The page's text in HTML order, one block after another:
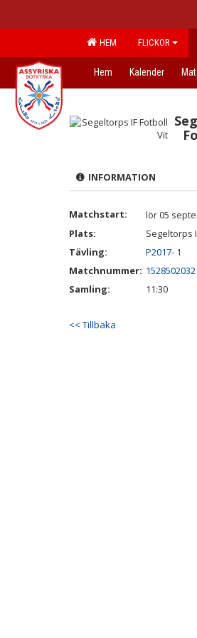
HEM FLICKOR
Hem Kalender
INFORMATION
Matchstart:
lör 05
Plats:
Segeltorps
Tävling:
P2017- 1
Matchnummer: 1528502032
Samling:
11:30
<< Tillbaka